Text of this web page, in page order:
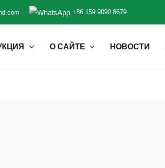
+86 159 9090 8679
О САЙТЕ НОВОСТИ